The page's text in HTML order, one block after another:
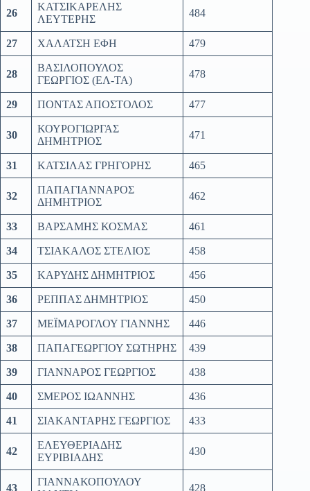
26
ΚΑΤΣΙΚΑΡΕΛΗΣ
ΛΕΥΤΕΡΗΣ
484
27 ΧΑΛΑΤΣΗ ΕΦΗ 479
28
ΒΑΣΙΛΟΠΟΥΛΟΣ
ΓΕΩΡΓΙΟΣ (ΕΛ-ΤΑ)
478
29 ΠΟΝΤΑΣ ΑΠΟΣΤΟΛΟΣ 477
30
ΚΟΥΡΟΓΙΩΡΓΑΣ
ΔΗΜΗΤΡΙΟΣ
471
31 ΚΑΤΣΙΛΑΣ ΓΡΗΓΟΡΗΣ 465
32
ΠΑΠΑΓΙΑΝΝΑΡΟΣ
ΔΗΜΗΤΡΙΟΣ
462
33 ΒΑΡΣΑΜΗΣ ΚΟΣΜΑΣ 461
34 ΤΣΙΑΚΑΛΟΣ ΣΤΕΛΙΟΣ 458
35 ΚΑΡΥΔΗΣ ΔΗΜΗΤΡΙΟΣ 456
36 ΡΕΠΠΑΣ ΔΗΜΗΤΡΙΟΣ 450
37 ΜΕΪΜΑΡΟΓΛΟΥ ΓΙΑΝΝΗΣ 446
38 ΠΑΠΑΓΕΩΡΓΙΟΥ ΣΩΤΗΡΗΣ 439
39 ΓΙΑΝΝΑΡΟΣ ΓΕΩΡΓΙΟΣ 438
40 ΣΜΕΡΟΣ ΙΩΑΝΝΗΣ 436
41 ΣΙΑΚΑΝΤΑΡΗΣ ΓΕΩΡΓΙΟΣ 433
42
ΕΛΕΥΘΕΡΙΑΔΗΣ
ΕΥΡΙΒΙΑΔΗΣ
430
43
ΓΙΑΝΝΑΚΟΠΟΥΛΟΥ
428